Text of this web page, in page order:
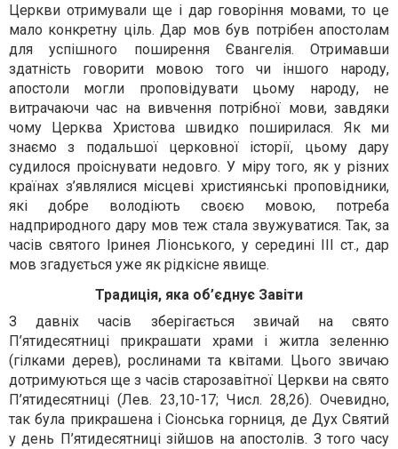
Церкви отримували ще і дар говоріння мовами, то це
мало конкретну ціль. Дар мов був потрібен апостолам
для успішного поширення Євангелія. Отримавши
здатність говорити мовою того чи іншого народу,
апостоли могли проповідувати цьому народу, не
витрачаючи час на вивчення потрібної мови, завдяки
чому Церква Христова швидко поширилася. Як ми
знаємо з подальшої церковної історії, цьому дару
судилося проіснувати недовго. У міру того, як у різних
країнах з’являлися місцеві християнські проповідники,
які добре володіють своєю мовою, потреба
надприродного дару мов теж стала звужуватися. Так, за
часів святого Іринея Ліонського, у середині ІІІ ст., дар
мов згадується уже як рідкісне явище.
Традиція, яка об’єднує Завіти
З давніх часів зберігається звичай на свято
П’ятидесятниці прикрашати храми і житла зеленню
(гілками дерев), рослинами та квітами. Цього звичаю
дотримуються ще з часів старозавітної Церкви на свято
П’ятидесятниці (Лев. 23,10-17; Числ. 28,26). Очевидно,
так була прикрашена і Сіонська горниця, де Дух Святий
у день П’ятидесятниці зійшов на апостолів. З того часу